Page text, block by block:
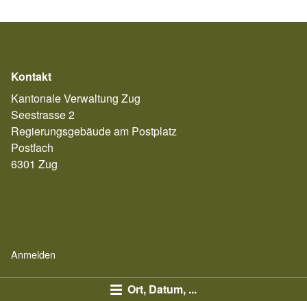
Ort, Datum, ...
Kontakt
Kantonale Verwaltung Zug
Seestrasse 2
Regierungsgebäude am Postplatz
Postfach
6301 Zug
Anmelden